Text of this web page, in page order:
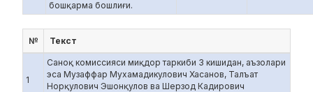
бошқарма бошлиғи.
№ Текст
1
Саноқ комиссияси миқдор таркиби 3 кишидан, аъзолари
эса Музаффар Мухамадикулович Хасанов, Талъат
Норқулович Эшонқулов ва Шерзод Кадирович